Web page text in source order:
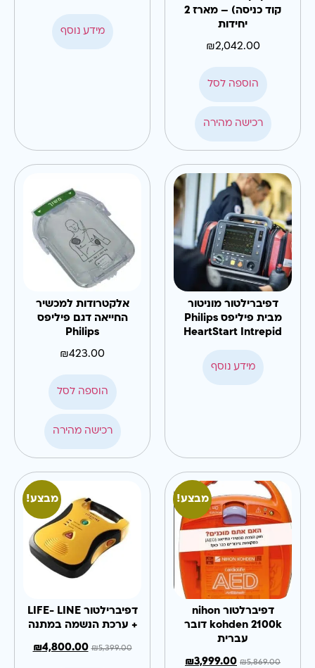
קוד כניסה) – מארז 2
יחידות
₪2,042.00
הוספה לסל
רכישה מהירה
מידע נוסף
דפיברילטור מוניטור
מבית פיליפס Philips
HeartStart Intrepid
מידע נוסף
אלקטרודות למכשיר
החייאה דגם פיליפס
Philips
₪423.00
הוספה לסל
רכישה מהירה
מבצע!
דפיברלטור nihon
kohden 2100k דובר
עברית
₪5,869.00
₪3,999.00
מבצע!
דפיברילטור LIFE- LINE
+ ערכת הנשמה במתנה
₪5,399.00
₪4,800.00